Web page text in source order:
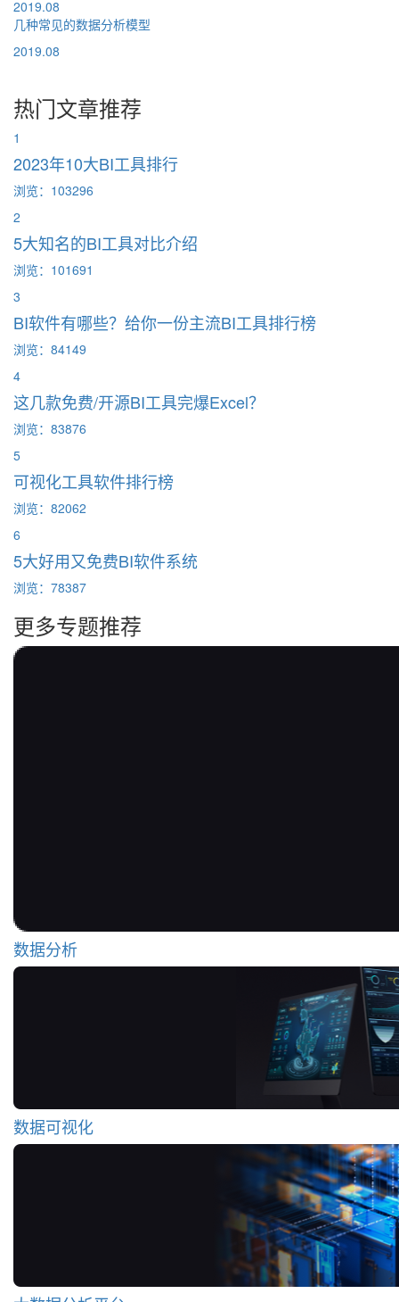
2019.08
几种常见的数据分析模型
2019.08
热门文章推荐
1
2023年10大BI工具排行
浏览：103296
2
5大知名的BI工具对比介绍
浏览：101691
3
BI软件有哪些？给你一份主流BI工具排行榜
浏览：84149
4
这几款免费/开源BI工具完爆Excel？
浏览：83876
5
可视化工具软件排行榜
浏览：82062
6
5大好用又免费BI软件系统
浏览：78387
更多专题推荐
数据分析
数据可视化